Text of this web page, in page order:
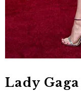
Lady Gaga